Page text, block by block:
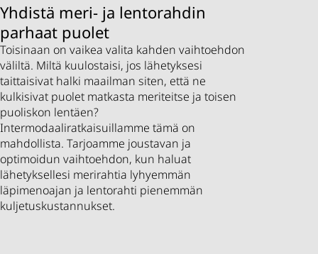
Yhdistä meri- ja lentorahdin
parhaat puolet
Toisinaan on vaikea valita kahden vaihtoehdon
väliltä. Miltä kuulostaisi, jos lähetyksesi
taittaisivat halki maailman siten, että ne
kulkisivat puolet matkasta meriteitse ja toisen
puoliskon lentäen?
Intermodaaliratkaisuillamme tämä on
mahdollista. Tarjoamme joustavan ja
optimoidun vaihtoehdon, kun haluat
lähetyksellesi merirahtia lyhyemmän
läpimenoajan ja lentorahti pienemmän
kuljetuskustannukset.